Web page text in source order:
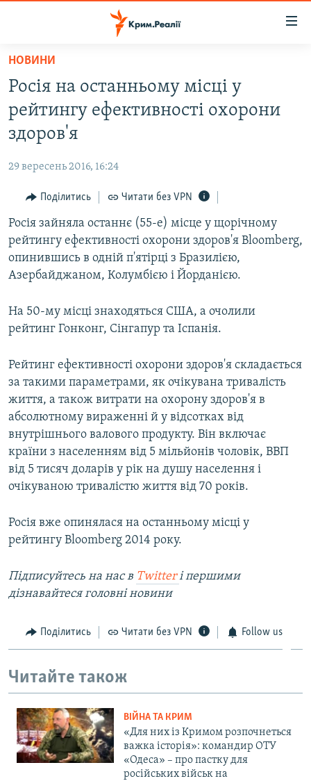
Перейти
основного
матеріалу
Перейти
до
основної
навігації
Перейти
пошуку
ВІДЕО ТА ФОТО
БЛОГИ
ПОГЛЯД
ІНТЕРВ'Ю
ВСЕ ЗА ДЕНЬ
СПЕЦПРОЕКТИ
ВІДЕОУРОКИ «ELIFBE»
УКРАЇНСЬКА ПРОБЛЕМА КРИМУ
ІНФОГРАФІКА
Русский
Qırımtatar
ДОЛУЧАЙСЯ!
Усі сайти RFE/RL
НОВИНИ
Росія на останньому місці у
рейтингу ефективності охорони
здоров'я
29 вересень 2016, 16:24
Поділитись Читати без VPN
Росія зайняла останнє (55-е) місце у щорічному
рейтингу ефективності охорони здоров'я Bloomberg,
опинившись в одній п'ятірці з Бразилією,
Азербайджаном, Колумбією і Йорданією.
На 50-му місці знаходяться США, а очолили
рейтинг Гонконг, Сінгапур та Іспанія.
Рейтинг ефективності охорони здоров'я складається
за такими параметрами, як очікувана тривалість
життя, а також витрати на охорону здоров'я в
абсолютному вираженні й у відсотках від
внутрішнього валового продукту. Він включає
країни з населенням від 5 мільйонів чоловік, ВВП
від 5 тисяч доларів у рік на душу населення і
очікуваною тривалістю життя від 70 років.
Росія вже опинялася на останньому місці у
рейтингу Bloomberg 2014 року.
Підписуйтесь на наc в Twitterі першими
дізнавайтеся головні новини
Поділитись Читати без VPN Follow us
Читайте також
ВІЙНА ТА КРИМ
«Для них із Кримом розпочнеться
важка історія»: командир ОТУ
«Одеса» – про пастку для
російських військ на